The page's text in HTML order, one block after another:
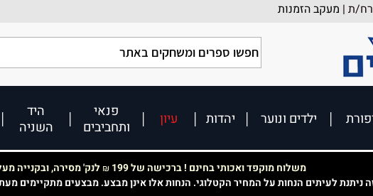
ת | מעקב הזמנות
ילדים ונוער יהדות עיון
פנאי
ותחביבים
היד
השניה
משלוח מוקפד ואכותי בחינם ! ברכישה של 199 ₪ לנק' מסירה, ובקנייה מעל
ניתנת לעיתים הנחות על המחיר הקטלוגי. הנחות אלו אינן מבצע. מבצעים מתקיימים